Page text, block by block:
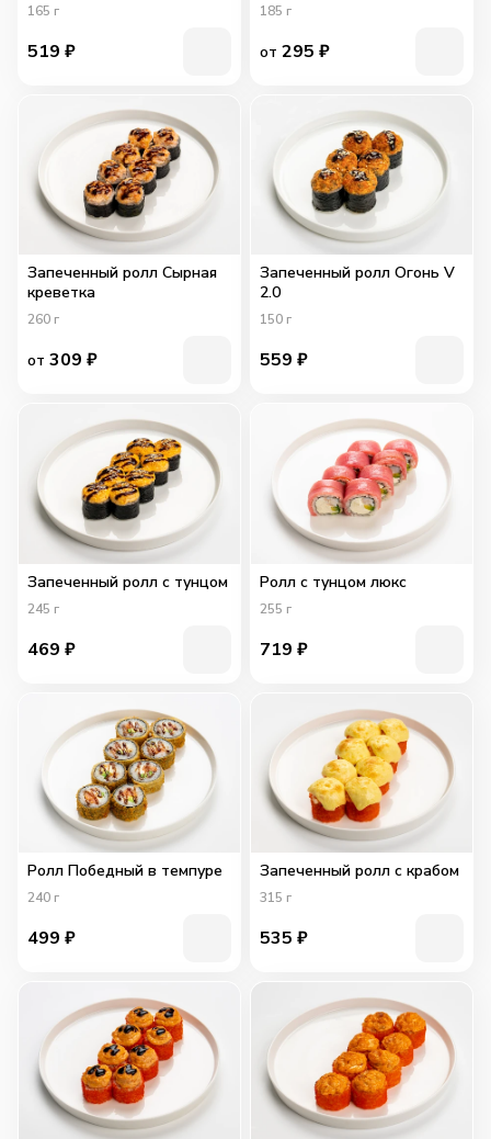
165 г
519 ₽
185 г
от 295 ₽
Запеченный ролл Сырная
креветка
260 г
от 309 ₽
Запеченный ролл Огонь V
2.0
150 г
559 ₽
Запеченный ролл с тунцом
245 г
469 ₽
Ролл с тунцом люкс
255 г
719 ₽
Ролл Победный в темпуре
240 г
499 ₽
Запеченный ролл с крабом
315 г
535 ₽